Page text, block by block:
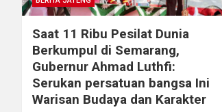
Saat 11 Ribu Pesilat Dunia
Berkumpul di Semarang,
Gubernur Ahmad Luthfi:
Serukan persatuan bangsa Ini
Warisan Budaya dan Karakter